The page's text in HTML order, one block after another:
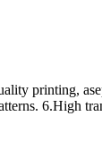
printing,
6.High